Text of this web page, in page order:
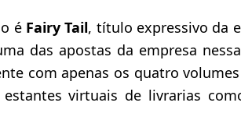
é Fairy Tail, título expressivo da
das apostas da empresa
com apenas os quatro
virtuais de livrarias